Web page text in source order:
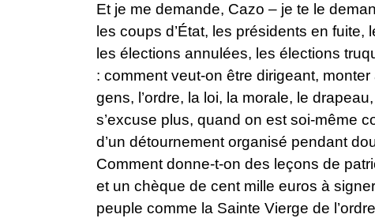
Et je me demande, Cazo – je te le
les coups d’État, les présidents en
les élections annulées, les élections
: comment veut-on être dirigeant,
gens, l’ordre, la loi, la morale, le
s’excuse plus, quand on est soi-même
d’un détournement organisé pendant
Comment donne-t-on des leçons de
et un chèque de cent mille euros à
peuple comme la Sainte Vierge de